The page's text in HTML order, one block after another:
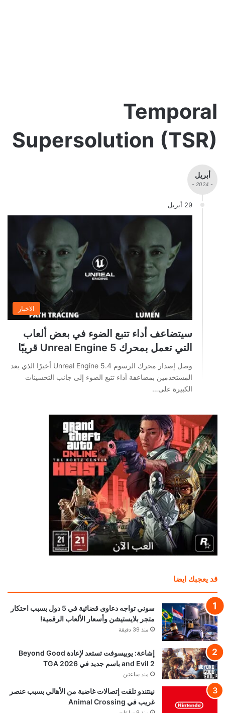
Temporal
Supersolution (TSR)
أبريل
- 2024 -
29 أبريل
الاخبار
سيتضاعف أداء تتبع الضوء في بعض ألعاب
التي تعمل بمحرك Unreal Engine 5 قريبًا
وصل إصدار محرك الرسوم Unreal Engine 5.4 أخيرًا الذي يعد
المستخدمين بمضاعفة أداء تتبع الضوء إلى جانب التحسينات
الكبيرة على…
قد يعجبك ايضا
سوني تواجه دعاوى قضائية في 5 دول بسبب احتكار
متجر بلايستيشن وأسعار الألعاب الرقمية!
منذ 39 دقيقة
إشاعة: يوبيسوفت تستعد لإعادة Beyond Good
and Evil 2 باسم جديد في TGA 2026
منذ ساعتين
نينتندو تلقت إتصالات غاضبة من الأهالي بسبب عنصر
غريب في Animal Crossing